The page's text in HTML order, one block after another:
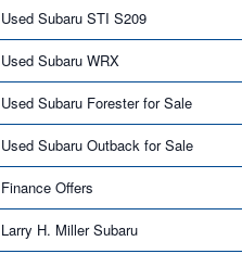
Used Subaru STI S209
Used Subaru WRX
Used Subaru Forester for Sale
Used Subaru Outback for Sale
Finance Offers
Larry H. Miller Subaru